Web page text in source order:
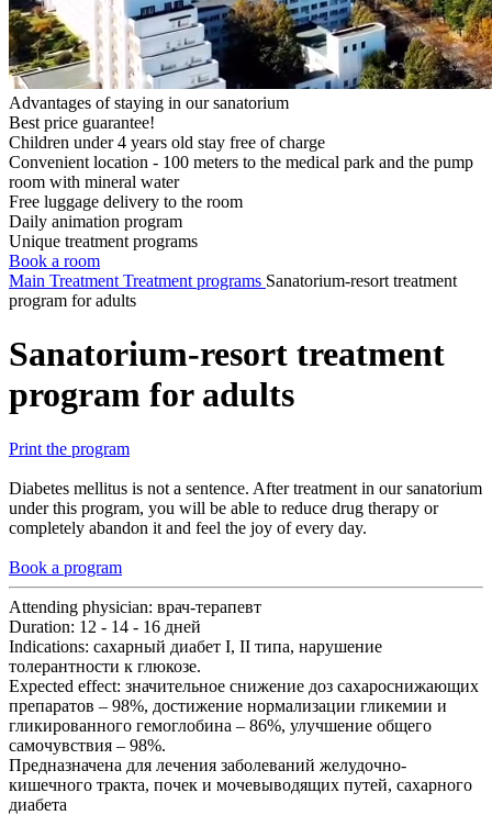
Advantages of staying in our sanatorium
Best price guarantee!
Children under 4 years old stay free of charge
Convenient location - 100 meters to the medical park and the pump
room with mineral water
Free luggage delivery to the room
Daily animation program
Unique treatment programs
Book a room
Main Treatment Treatment programs Sanatorium-resort treatment
program for adults
Sanatorium-resort treatment
program for adults
Print the program
Diabetes mellitus is not a sentence. After treatment in our sanatorium
under this program, you will be able to reduce drug therapy or
completely abandon it and feel the joy of every day.
Book a program
Attending physician: врач-терапевт
Duration: 12 - 14 - 16 дней
Indications: сахарный диабет I, II типа, нарушение
толерантности к глюкозе.
Expected effect: значительное снижение доз сахароснижающих
препаратов – 98%, достижение нормализации гликемии и
гликированного гемоглобина – 86%, улучшение общего
самочувствия – 98%.
Предназначена для лечения заболеваний желудочно-
кишечного тракта, почек и мочевыводящих путей, сахарного
диабета